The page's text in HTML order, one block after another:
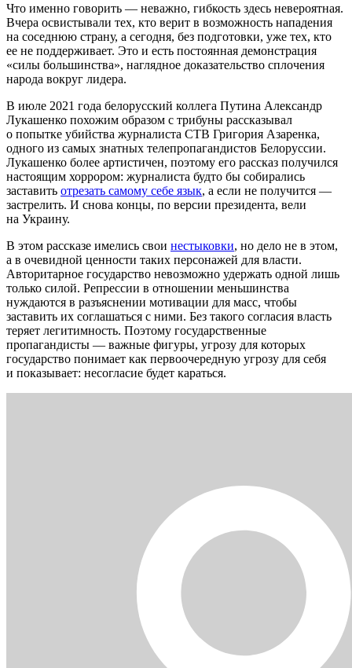
Что именно говорить — неважно, гибкость здесь невероятная.
Вчера освистывали тех, кто верит в возможность нападения
на соседнюю страну, а сегодня, без подготовки, уже тех, кто
ее не поддерживает. Это и есть постоянная демонстрация
«силы большинства», наглядное доказательство сплочения
народа вокруг лидера.
В июле 2021 года белорусский коллега Путина Александр
Лукашенко похожим образом с трибуны рассказывал
о попытке убийства журналиста СТВ Григория Азаренка,
одного из самых знатных телепропагандистов Белоруссии.
Лукашенко более артистичен, поэтому его рассказ получился
настоящим хоррором: журналиста будто бы собирались
заставить отрезать самому себе язык, а если не получится —
застрелить. И снова концы, по версии президента, вели
на Украину.
В этом рассказе имелись свои нестыковки, но дело не в этом,
а в очевидной ценности таких персонажей для власти.
Авторитарное государство невозможно удержать одной лишь
только силой. Репрессии в отношении меньшинства
нуждаются в разъяснении мотивации для масс, чтобы
заставить их соглашаться с ними. Без такого согласия власть
теряет легитимность. Поэтому государственные
пропагандисты — важные фигуры, угрозу для которых
государство понимает как первоочередную угрозу для себя
и показывает: несогласие будет караться.